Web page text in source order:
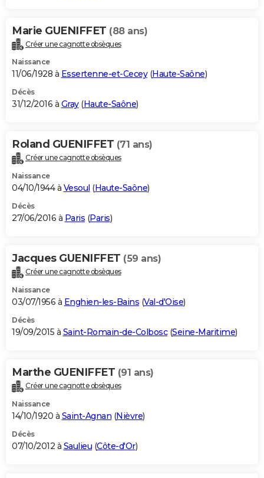
Marie GUENIFFET (88 ans)
Créer une cagnotte obsèques
Naissance
11/06/1928 à Essertenne-et-Cecey(Haute-Saône)
Décès
31/12/2016 à Gray(Haute-Saône)
Roland GUENIFFET (71 ans)
Créer une cagnotte obsèques
Naissance
04/10/1944 à Vesoul (Haute-Saône)
Décès
27/06/2016 à Paris (Paris)
Jacques GUENIFFET (59 ans)
Créer une cagnotte obsèques
Naissance
03/07/1956 à Enghien-les-Bains (Val-d'Oise)
Décès
19/09/2015 à Saint-Romain-de-Colbosc(Seine-Maritime)
Marthe GUENIFFET (91 ans)
Créer une cagnotte obsèques
Naissance
14/10/1920 à Saint-Agnan (Nièvre)
Décès
07/10/2012 à Saulieu (Côte-d'Or)